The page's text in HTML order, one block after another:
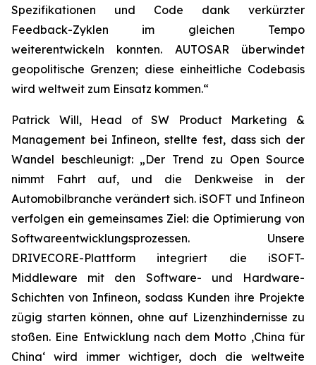
Spezifikationen und Code dank verkürzter
Feedback-Zyklen im gleichen Tempo
weiterentwickeln konnten. AUTOSAR überwindet
geopolitische Grenzen; diese einheitliche Codebasis
wird weltweit zum Einsatz kommen.“
Patrick Will, Head of SW Product Marketing &
Management bei Infineon, stellte fest, dass sich der
Wandel beschleunigt: „Der Trend zu Open Source
nimmt Fahrt auf, und die Denkweise in der
Automobilbranche verändert sich. iSOFT und Infineon
verfolgen ein gemeinsames Ziel: die Optimierung von
Softwareentwicklungsprozessen. Unsere
DRIVECORE-Plattform integriert die iSOFT-
Middleware mit den Software- und Hardware-
Schichten von Infineon, sodass Kunden ihre Projekte
zügig starten können, ohne auf Lizenzhindernisse zu
stoßen. Eine Entwicklung nach dem Motto ‚China für
China‘ wird immer wichtiger, doch die weltweite